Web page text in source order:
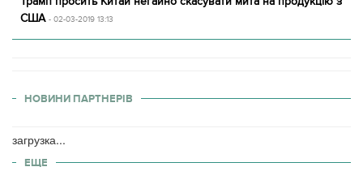
США - 02-03-2019 13:13
НОВИНИ ПАРТНЕРІВ
загрузка...
ЕЩЕ